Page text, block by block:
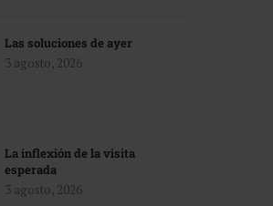
Las soluciones de ayer
3 agosto, 2026
La inflexión de la visita
esperada
3 agosto, 2026